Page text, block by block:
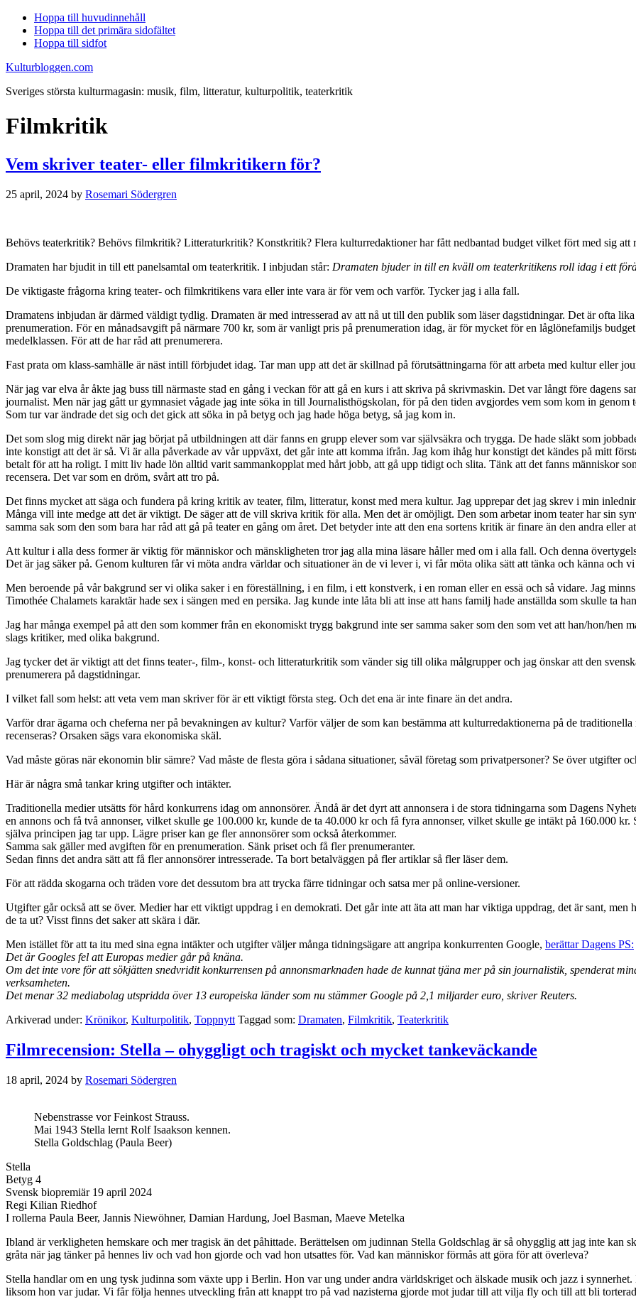
Hoppa till huvudinnehåll
Hoppa till det primära sidofältet
Hoppa till sidfot
Kulturbloggen.com
Sveriges största kulturmagasin: musik, film, litteratur, kulturpolitik, teaterkritik
Filmkritik
Vem skriver teater- eller filmkritikern för?
25 april, 2024 by Rosemari Södergren
Behövs teaterkritik? Behövs filmkritik? Litteraturkritik? Konstkritik? Flera kulturredaktioner har fått nedbantad budget vilket fört med sig att
Dramaten har bjudit in till ett panelsamtal om teaterkritik. I inbjudan står: Dramaten bjuder in till en kväll om teaterkritikens roll idag i ett
De viktigaste frågorna kring teater- och filmkritikens vara eller inte vara är för vem och varför. Tycker jag i alla fall.
Dramatens inbjudan är därmed väldigt tydlig. Dramaten är med intresserad av att nå ut till den publik som läser dagstidningar. Det är ofta
prenumeration. För en månadsavgift på närmare 700 kr, som är vanligt pris på prenumeration idag, är för mycket för en låglönefamiljs
medelklassen. För att de har råd att prenumerera.
Fast prata om klass-samhälle är näst intill förbjudet idag. Tar man upp att det är skillnad på förutsättningarna för att arbeta med kultur eller
När jag var elva år åkte jag buss till närmaste stad en gång i veckan för att gå en kurs i att skriva på skrivmaskin. Det var långt före dagens
journalist. Men när jag gått ur gymnasiet vågade jag inte söka in till Journalisthögskolan, för på den tiden avgjordes vem som kom in
Som tur var ändrade det sig och det gick att söka in på betyg och jag hade höga betyg, så jag kom in.
Det som slog mig direkt när jag börjat på utbildningen att där fanns en grupp elever som var självsäkra och trygga. De hade släkt som
inte konstigt att det är så. Vi är alla påverkade av vår uppväxt, det går inte att komma ifrån. Jag kom ihåg hur konstigt det kändes på mitt
betalt för att ha roligt. I mitt liv hade lön alltid varit sammankopplat med hårt jobb, att gå upp tidigt och slita. Tänk att det fanns människor
recensera. Det var som en dröm, svårt att tro på.
Det finns mycket att säga och fundera på kring kritik av teater, film, litteratur, konst med mera kultur. Jag upprepar det jag skrev i min
Många vill inte medge att det är viktigt. De säger att de vill skriva kritik för alla. Men det är omöjligt. Den som arbetar inom teater har sin
samma sak som den som bara har råd att gå på teater en gång om året. Det betyder inte att den ena sortens kritik är finare än den andra eller
Att kultur i alla dess former är viktig för människor och mänskligheten tror jag alla mina läsare håller med om i alla fall. Och denna
Det är jag säker på. Genom kulturen får vi möta andra världar och situationer än de vi lever i, vi får möta olika sätt att tänka och känna och
Men beroende på vår bakgrund ser vi olika saker i en föreställning, i en film, i ett konstverk, i en roman eller en essä och så vidare. Jag
Timothée Chalamets karaktär hade sex i sängen med en persika. Jag kunde inte låta bli att inse att hans familj hade anställda som skulle ta
Jag har många exempel på att den som kommer från en ekonomiskt trygg bakgrund inte ser samma saker som den som vet att han/hon/
slags kritiker, med olika bakgrund.
Jag tycker det är viktigt att det finns teater-, film-, konst- och litteraturkritik som vänder sig till olika målgrupper och jag önskar att den
prenumerera på dagstidningar.
I vilket fall som helst: att veta vem man skriver för är ett viktigt första steg. Och det ena är inte finare än det andra.
Varför drar ägarna och cheferna ner på bevakningen av kultur? Varför väljer de som kan bestämma att kulturredaktionerna på de
recenseras? Orsaken sägs vara ekonomiska skäl.
Vad måste göras när ekonomin blir sämre? Vad måste de flesta göra i sådana situationer, såväl företag som privatpersoner? Se över utgifter
Här är några små tankar kring utgifter och intäkter.
Traditionella medier utsätts för hård konkurrens idag om annonsörer. Ändå är det dyrt att annonsera i de stora tidningarna som Dagens
en annons och få två annonser, vilket skulle ge 100.000 kr, kunde de ta 40.000 kr och få fyra annonser, vilket skulle ge intäkt på 160.000
själva principen jag tar upp. Lägre priser kan ge fler annonsörer som också återkommer.
Samma sak gäller med avgiften för en prenumeration. Sänk priset och få fler prenumeranter.
Sedan finns det andra sätt att få fler annonsörer intresserade. Ta bort betalväggen på fler artiklar så fler läser dem.
För att rädda skogarna och träden vore det dessutom bra att trycka färre tidningar och satsa mer på online-versioner.
Utgifter går också att se över. Medier har ett viktigt uppdrag i en demokrati. Det går inte att äta att man har viktiga uppdrag, det är sant, men
de ta ut? Visst finns det saker att skära i där.
Men istället för att ta itu med sina egna intäkter och utgifter väljer många tidningsägare att angripa konkurrenten Google, berättar Dagens PS:
Det är Googles fel att Europas medier går på knäna.
Om det inte vore för att sökjätten snedvridit konkurrensen på annonsmarknaden hade de kunnat tjäna mer på sin journalistik, spenderat
verksamheten.
Det menar 32 mediabolag utspridda över 13 europeiska länder som nu stämmer Google på 2,1 miljarder euro, skriver Reuters.
Arkiverad under: Krönikor, Kulturpolitik, Toppnytt Taggad som: Dramaten, Filmkritik, Teaterkritik
Filmrecension: Stella – ohyggligt och tragiskt och mycket tankeväckande
18 april, 2024 by Rosemari Södergren
Nebenstrasse vor Feinkost Strauss.
Mai 1943 Stella lernt Rolf Isaakson kennen.
Stella Goldschlag (Paula Beer)
Stella
Betyg 4
Svensk biopremiär 19 april 2024
Regi Kilian Riedhof
I rollerna Paula Beer, Jannis Niewöhner, Damian Hardung, Joel Basman, Maeve Metelka
Ibland är verkligheten hemskare och mer tragisk än det påhittade. Berättelsen om judinnan Stella Goldschlag är så ohygglig att jag inte
gråta när jag tänker på hennes liv och vad hon gjorde och vad hon utsattes för. Vad kan människor förmås att göra för att överleva?
Stella handlar om en ung tysk judinna som växte upp i Berlin. Hon var ung under andra världskriget och älskade musik och jazz i
liksom hon var judar. Vi får följa hennes utveckling från att knappt tro på vad nazisterna gjorde mot judar till att vilja fly och till att bli